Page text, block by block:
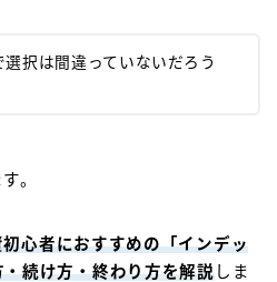
選択は間違っていないだろう
。
初心者におすすめの「インデッ
続け方・終わり方を解説しま